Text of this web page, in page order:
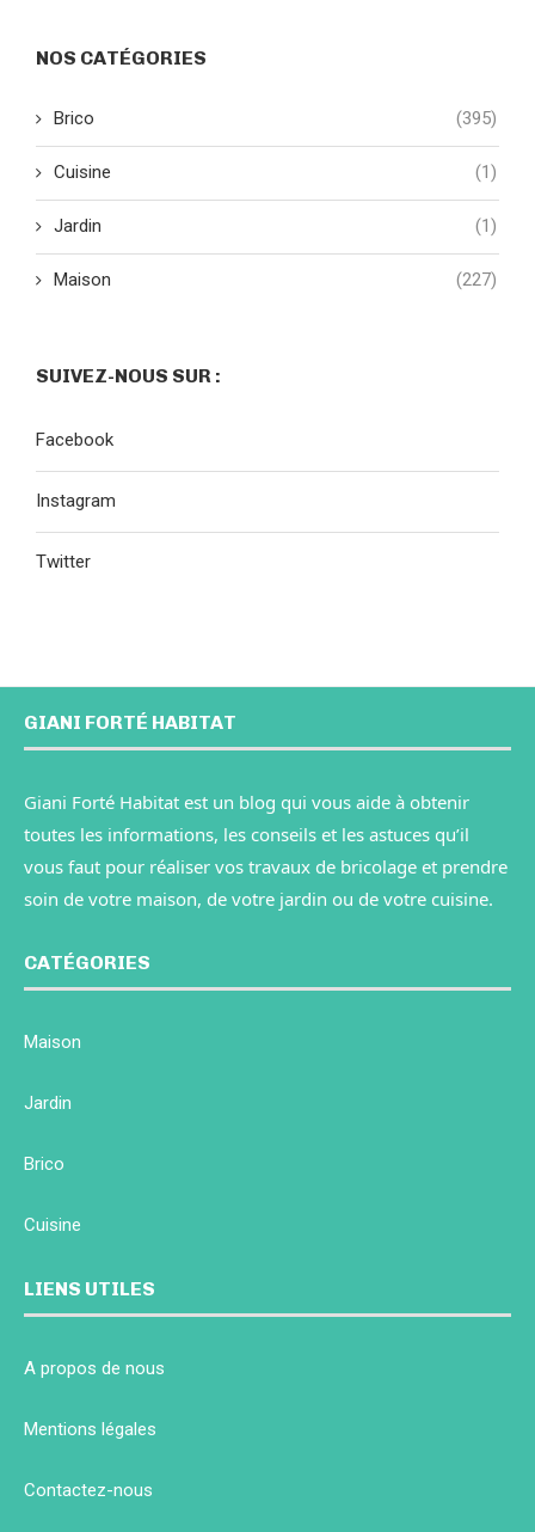
NOS CATÉGORIES
Brico (395)
Cuisine (1)
Jardin (1)
Maison (227)
SUIVEZ-NOUS SUR :
Facebook
Instagram
Twitter
GIANI FORTÉ HABITAT
Giani Forté Habitat est un blog qui vous aide à obtenir
toutes les informations, les conseils et les astuces qu’il
vous faut pour réaliser vos travaux de bricolage et prendre
soin de votre maison, de votre jardin ou de votre cuisine.
CATÉGORIES
Maison
Jardin
Brico
Cuisine
LIENS UTILES
A propos de nous
Mentions légales
Contactez-nous